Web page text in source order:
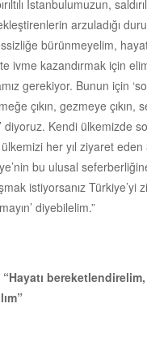
İstanbulumuzun,
arzuladığı
bürünmeyelim,
ivme kazandırmak için
gerekiyor. Bunun için
çıkın, gezmeye çıkın,
diyoruz. Kendi ülkemizde
ülkemizi her yıl ziyaret
bu ulusal
istiyorsanız Türkiye’yi
diyebilelim.”
Hayatı